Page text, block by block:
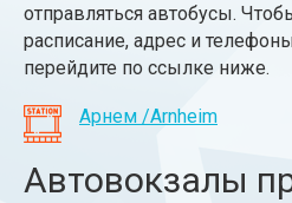
отправляться автобусы.
расписание, адрес и
перейдите по ссылке ниже.
Арнем /Arnheim
Автовокзалы